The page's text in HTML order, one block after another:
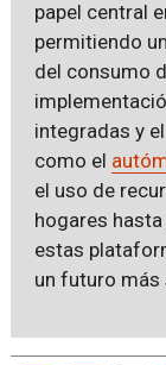
papel central
permitiendo
del consumo
integradas y
como el
el uso de
hogares
estas
un futuro más